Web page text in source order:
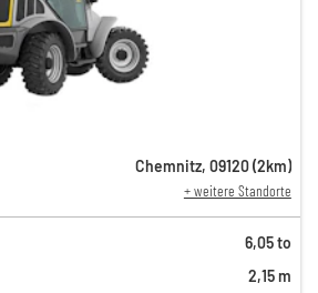
Chemnitz, 09120(2km)
+ weitere Standorte
6,05 to
2,15 m